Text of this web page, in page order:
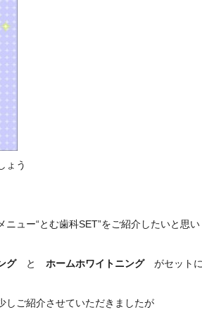
ょう
ュー“とむ歯科SET”をご紹介したいと思い
グと ホームホワイトニングがセット
しご紹介させていただきましたが